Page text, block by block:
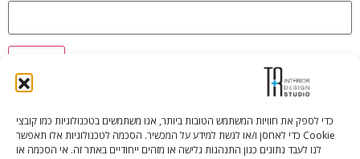
כדי לספק את חוויות המשתמש הטובות ביותר, אנו משתמשים בטכנולוגיות כמו קובצי
Cookie כדי לאחסן ו/או לגשת למידע על המכשיר. הסכמה לטכנולוגיות אלו תאפשר
לנו לעבד נתונים כגון התנהגות גלישה או מזהים ייחודיים באתר זה. אי הסכמה או
Tali Shenfeld:052.620.2446